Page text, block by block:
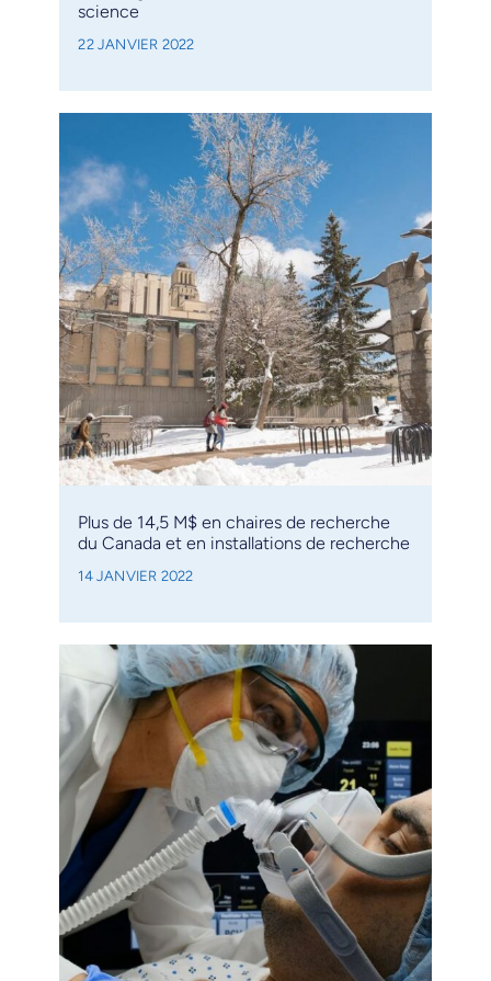
science
22 JANVIER 2022
Plus de 14,5 M$ en chaires de recherche
du Canada et en installations de recherche
14 JANVIER 2022